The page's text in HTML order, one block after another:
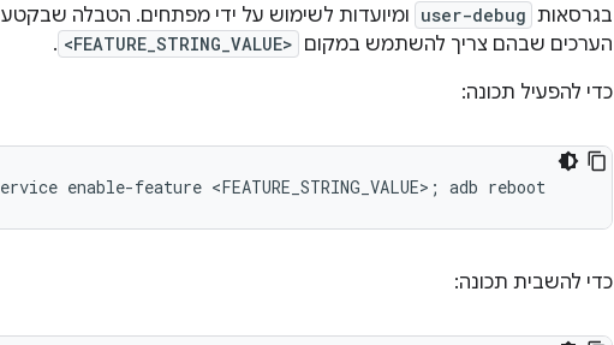
בגרסאות user-debug ומיועדות לשימוש על ידי מפתחים. הטבלה שבקטע
הערכים שבהם צריך להשתמש במקום <FEATURE_STRING_VALUE>
.
כדי להפעיל תכונה:
כדי להשבית תכונה: